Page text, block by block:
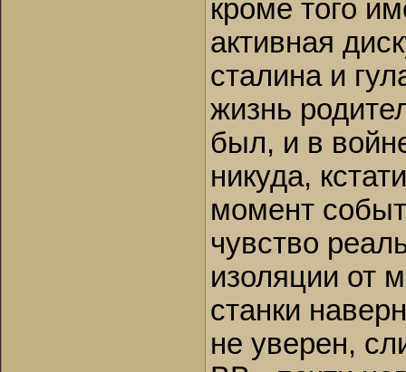
кроме того
активная
сталина и
жизнь
был, и в
никуда,
момент
чувство
изоляции от
станки
не уверен,